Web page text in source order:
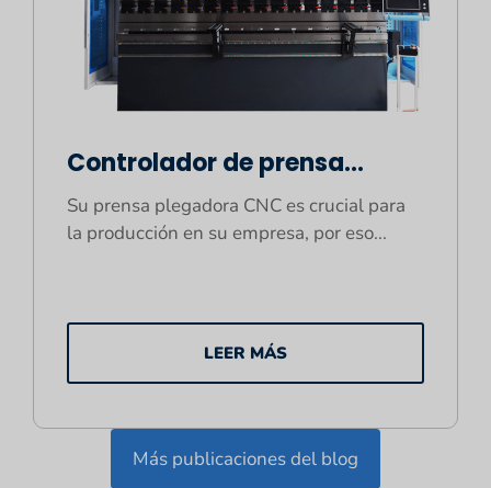
Controlador de prensa
plegadora CNC: ¿Cómo
elegir el adecuado?
Su prensa plegadora CNC es crucial para
la producción en su empresa, por eso...
LEER MÁS
Más publicaciones del blog